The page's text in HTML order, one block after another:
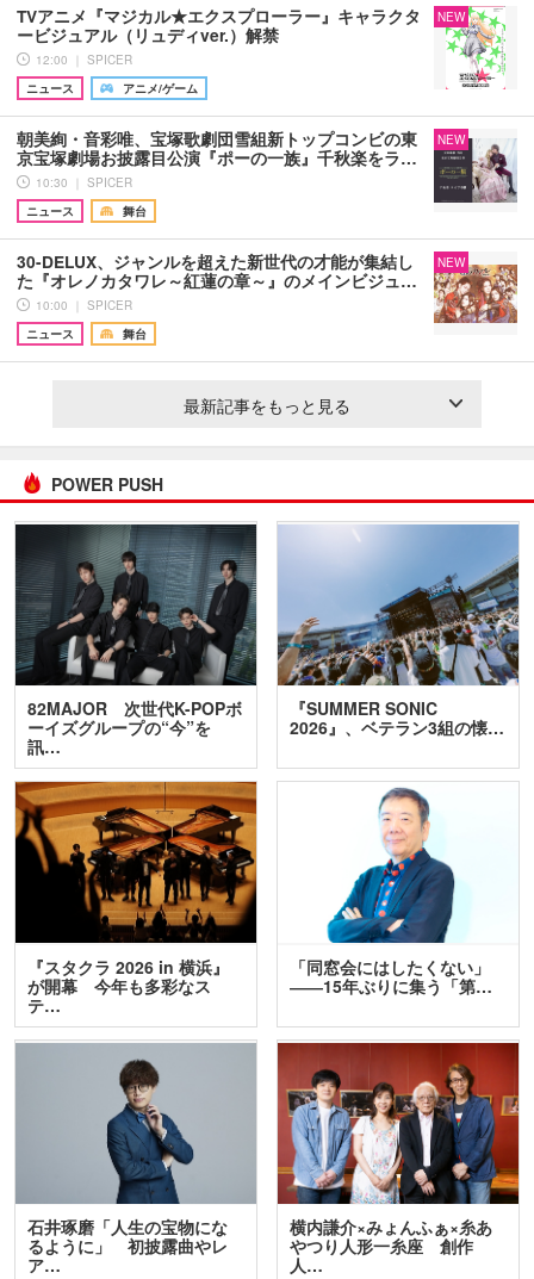
TVアニメ『マジカル★エクスプローラー』キャラクタ
ービジュアル（リュディver.）解禁
12:00 ｜ SPICER
ニュース
アニメ/ゲーム
NEW
朝美絢・音彩唯、宝塚歌劇団雪組新トップコンビの東
京宝塚劇場お披露目公演『ポーの一族』千秋楽をラ…
10:30 ｜ SPICER
ニュース
舞台
NEW
30-DELUX、ジャンルを超えた新世代の才能が集結し
た『オレノカタワレ～紅蓮の章～』のメインビジュ…
10:00 ｜ SPICER
ニュース
舞台
NEW
最新記事をもっと見る
POWER PUSH
82MAJOR 次世代K-POPボ
ーイズグループの“今”を
訊…
『SUMMER SONIC
2026』、ベテラン3組の懐…
『スタクラ 2026 in 横浜』
が開幕 今年も多彩なス
テ…
「同窓会にはしたくない」
――15年ぶりに集う「第…
石井琢磨「人生の宝物にな
るように」 初披露曲やレ
ア…
横内謙介×みょんふぁ×糸あ
やつり人形一糸座 創作
人…